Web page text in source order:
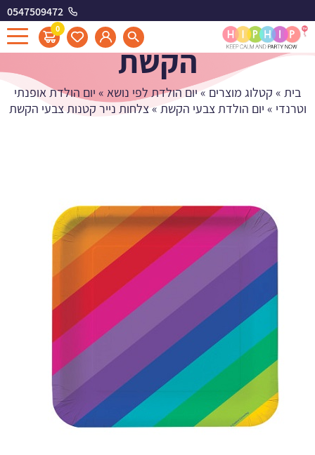
0547509472
0
צלחות נייר קטנות צבעי
הקשת
בית » קטלוג מוצרים » יום הולדת לפי נושא » יום הולדת אופנתי
וטרנדי » יום הולדת צבעי הקשת »צלחות נייר קטנות צבעי הקשת